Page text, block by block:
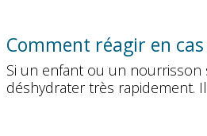
Comment réagir en
Si un enfant ou un
déshydrater très rapidement.